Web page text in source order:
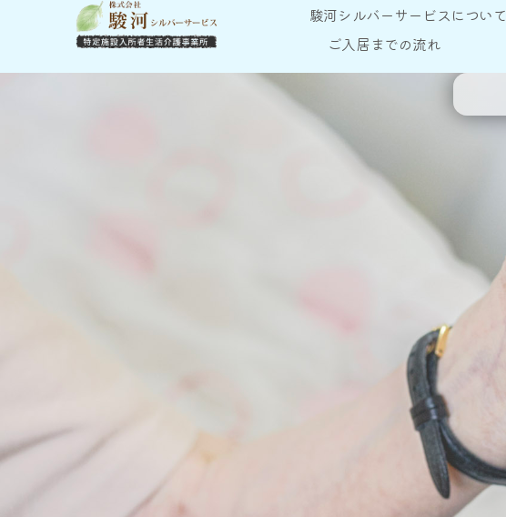
駿河シルバーサービスについて
ご入居までの流れ